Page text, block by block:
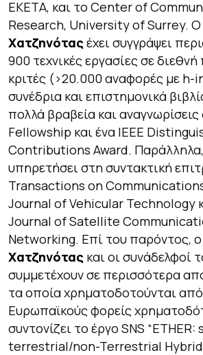
ΕΚΕΤΑ, και το Center of
Research, University of Surrey. Ο
Χατζηνότας έχει συγγράψει
900 τεχνικές εργασίες σε διεθνή
κριτές (>20.000 αναφορές με h-
συνέδρια και επιστημονικά
πολλά βραβεία και
Fellowship και ένα IEEE
Contributions Award. Παράλληλα,
υπηρετήσει στη συντακτική
Transactions on
Journal of Vehicular Technology
Journal of Satellite
Networking. Επί του παρόντος,
Χατζηνότας και οι συνάδελφοί
συμμετέχουν σε περισσότερα
τα οποία χρηματοδοτούνται από
Ευρωπαϊκούς φορείς
συντονίζει το έργο SNS
terrestrial/non-Terrestrial Hybrid